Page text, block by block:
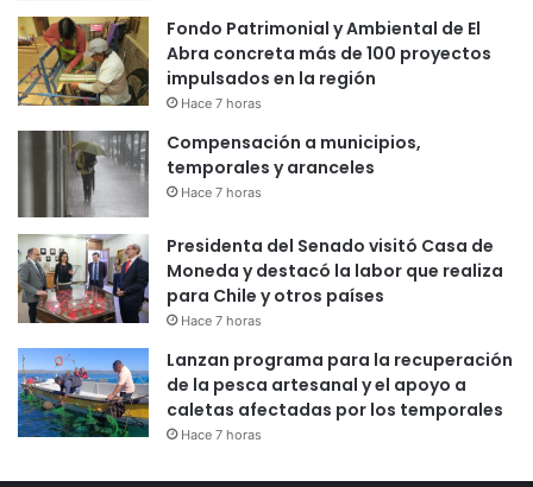
Fondo Patrimonial y Ambiental de El
Abra concreta más de 100 proyectos
impulsados en la región
Hace 7 horas
Compensación a municipios,
temporales y aranceles
Hace 7 horas
Presidenta del Senado visitó Casa de
Moneda y destacó la labor que realiza
para Chile y otros países
Hace 7 horas
Lanzan programa para la recuperación
de la pesca artesanal y el apoyo a
caletas afectadas por los temporales
Hace 7 horas